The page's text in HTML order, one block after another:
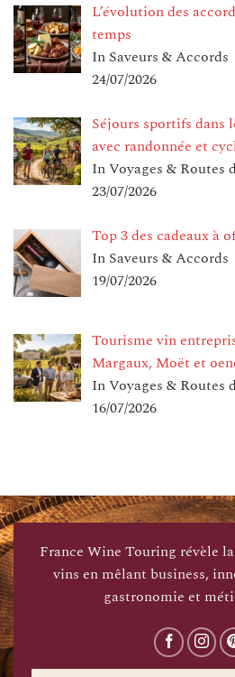
L’évolution des
temps
In Saveurs & Accords
24/07/2026
Séjours sportifs dans
avec randonnée et
In Voyages & Routes
23/07/2026
Top 3 des cadeaux à
In Saveurs & Accords
19/07/2026
Tourisme vin
Margaux, Moët et
In Voyages & Routes
16/07/2026
France Wine Touring révèle
vins en mêlant business,
gastronomie et